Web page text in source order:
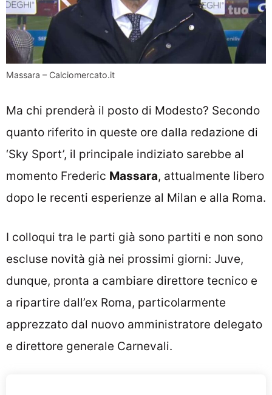
Massara – Calciomercato.it
Ma chi prenderà il posto di Modesto? Secondo
quanto riferito in queste ore dalla redazione di
‘Sky Sport’, il principale indiziato sarebbe al
momento Frederic Massara, attualmente libero
dopo le recenti esperienze al Milan e alla Roma.
I colloqui tra le parti già sono partiti e non sono
escluse novità già nei prossimi giorni: Juve,
dunque, pronta a cambiare direttore tecnico e
a ripartire dall’ex Roma, particolarmente
apprezzato dal nuovo amministratore delegato
e direttore generale Carnevali.